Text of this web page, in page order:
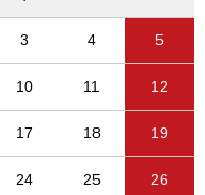
3 4 5
10 11 12
17 18 19
24 25 26